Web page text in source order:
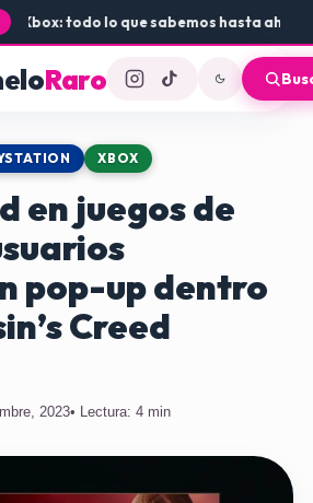
todo lo que sabemos hasta ahora
Raro
XBOX
en juegos de
pop-up dentro
Creed
2023• Lectura: 4 min